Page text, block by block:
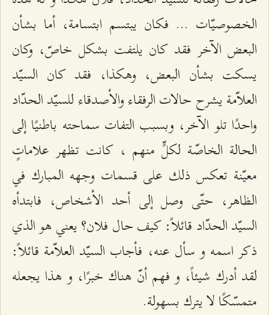
الخصوصيّات ... فكان يبتسم ابتسامة، أما بشأن
البعض الآخر فقد كان يلتفت بشكل خاصّ، وكان
يسكت بشأن البعض، وهكذا، فقد كان السيّد
العلاّمة يشرح حالات الرفقاء والأصدقاء للسيّد الحدّاد
واحدًا تلو الآخر، وبسبب التفات سماحته باطنيًا إلى
الحالة الخاصّة لكلٍّ منهم ، كانت تظهر علاماتٍ
معيّنة تعكس ذلك على قسمات وجهه المبارك في
الظاهر، حتّى وصل إلى أحد الأشخاص، فابتدأه
السيّد الحدّاد قائلاً: كيف حال فلان؟ يعني هو الذي
ذكر اسمه و سأل عنه، فأجاب السيّد العلاّمة قائلاً:
لقد أدرك شيئاً، و فهم أنّ هناك خبرًا، و هذا يجعله
متمسّكًا لا يترك بسهولة.